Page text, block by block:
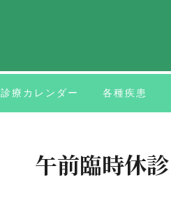
診療カレンダー 各種疾患
午前臨時休診